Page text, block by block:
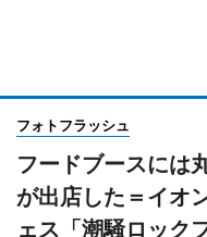
フォトフラッシュ
フードブースには
が出店した＝イオ
ェス「潮騒ロック